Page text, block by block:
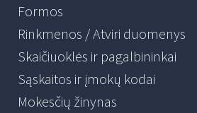
Formos
Rinkmenos / Atviri duomenys
Skaičiuoklės ir pagalbininkai
Sąskaitos ir įmokų kodai
Mokesčių žinynas